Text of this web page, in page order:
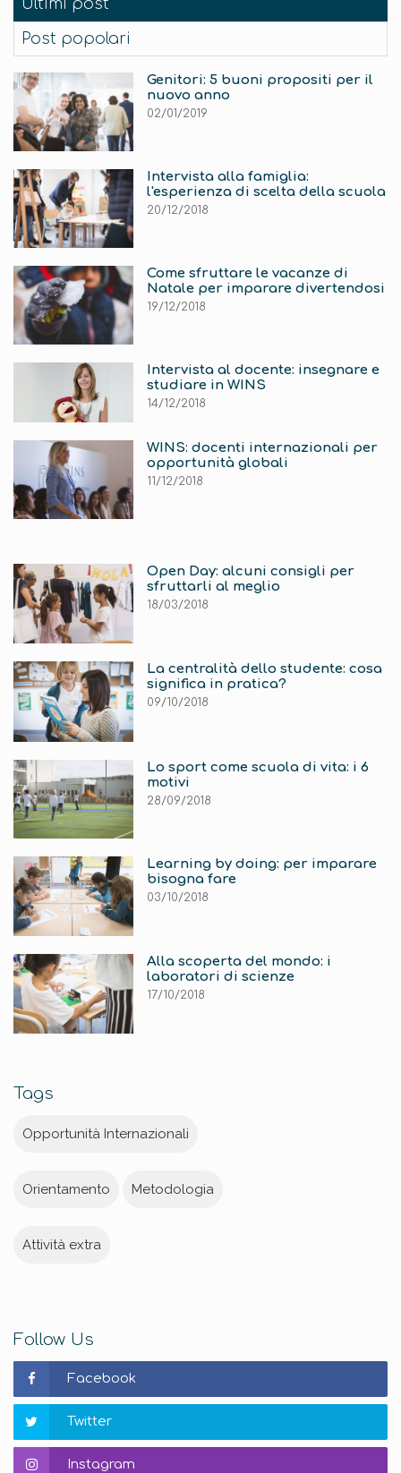
Ultimi post
Post popolari
Genitori: 5 buoni propositi per il
nuovo anno
02/01/2019
Intervista alla famiglia:
l'esperienza di scelta della scuola
20/12/2018
Come sfruttare le vacanze di
Natale per imparare divertendosi
19/12/2018
Intervista al docente: insegnare e
studiare in WINS
14/12/2018
WINS: docenti internazionali per
opportunità globali
11/12/2018
Open Day: alcuni consigli per
sfruttarli al meglio
18/03/2018
La centralità dello studente: cosa
significa in pratica?
09/10/2018
Lo sport come scuola di vita: i 6
motivi
28/09/2018
Learning by doing: per imparare
bisogna fare
03/10/2018
Alla scoperta del mondo: i
laboratori di scienze
17/10/2018
Tags
Opportunità Internazionali
Orientamento Metodologia
Attività extra
Follow Us
Facebook
Twitter
Instagram